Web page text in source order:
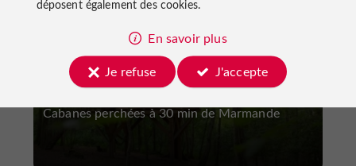
Les Folies de Sophie
Cabanes perchées à 30 min de Marmande
déposent également des cookies.
En savoir plus
Je refuse
J'accepte